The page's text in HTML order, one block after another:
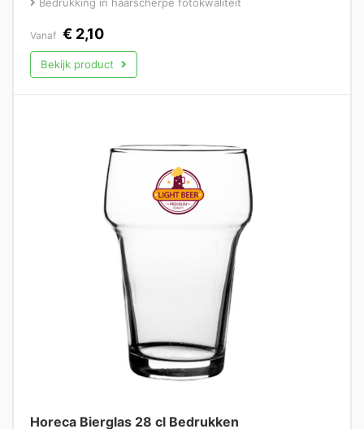
Vanaf € 2,10
Bekijk product
Horeca Bierglas 28 cl Bedrukken